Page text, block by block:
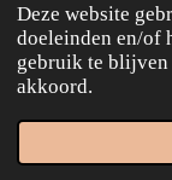
Deze website
doeleinden en/of
gebruik te blijven
akkoord.
Powered by JouwWeb